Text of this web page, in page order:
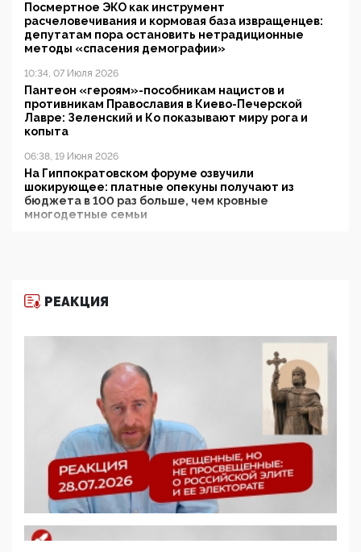
Посмертное ЭКО как инструмент
расчеловечивания и кормовая база извращенцев:
депутатам пора остановить нетрадиционные
методы «спасения демографии»
10:34, 07 Июля 2026
Пантеон «героям»-пособникам нацистов и
противникам Православия в Киево-Печерской
Лавре: Зеленский и Ко показывают миру рога и
копыта
06:38, 19 Июня 2026
На Гиппократовском форуме озвучили
шокирующее: платные опекуны получают из
бюджета в 100 раз больше, чем кровные
многодетные семьи
11:53, 09 Июня 2026
деятельность ИИТО ЮНЕСКО в России, но
цифроглобалисты продолжают определять
повестку в образовании
09:43, 01 Июня 2026
5G за счет здоровья граждан: Минцифры намерено
отобрать у регионов и муниципалитетов право
защищать жилые дома и социальные объекты от
05:58, 26 Мая 2026
Роскомнадзор освободили от борца с
деструктивным и опасным контентом
07:39, 25 Мая 2026
РЕАКЦИЯ